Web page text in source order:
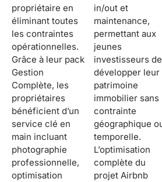
propriétaire en
éliminant toutes
les contraintes
opérationnelles.
Grâce à leur pack
Gestion
Complète, les
propriétaires
bénéficient d’un
service clé en
main incluant
photographie
professionnelle,
optimisation
in/out et
maintenance,
permettant aux
jeunes
investisseurs de
développer leur
patrimoine
immobilier sans
contrainte
géographique ou
temporelle.
L’optimisation
complète du
projet Airbnb
rigoureux.
YourHostHelper
transforme ainsi
la location
saisonnière en
investissement
passif rentable,
offrant plus de
temps libre,
moins de stress
et des revenus
optimisés en
pilote
automatique pour